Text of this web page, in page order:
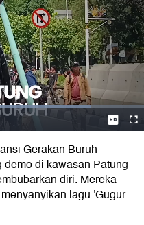
Gerakan Buruh
di kawasan Patung
diri. Mereka
lagu 'Gugur